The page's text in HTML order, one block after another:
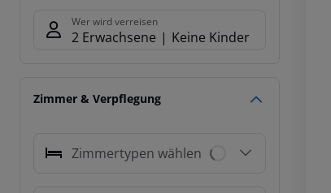
Wer wird verreisen
2 Erwachsene Keine Kinder
Zimmer & Verpflegung
Zimmertypen wählen